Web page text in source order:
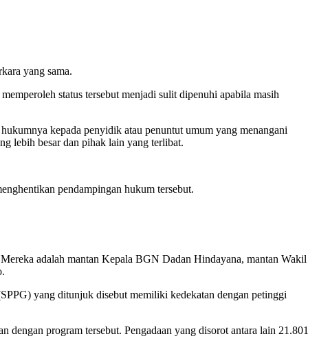
yang sama.
status tersebut menjadi sulit dipenuhi apabila masih
kepada penyidik atau penuntut umum yang menangani
lebih besar dan pihak lain yang terlibat.
pendampingan hukum tersebut.
adalah mantan Kepala BGN Dadan Hindayana, mantan Wakil
yang ditunjuk disebut memiliki kedekatan dengan petinggi
program tersebut. Pengadaan yang disorot antara lain 21.801